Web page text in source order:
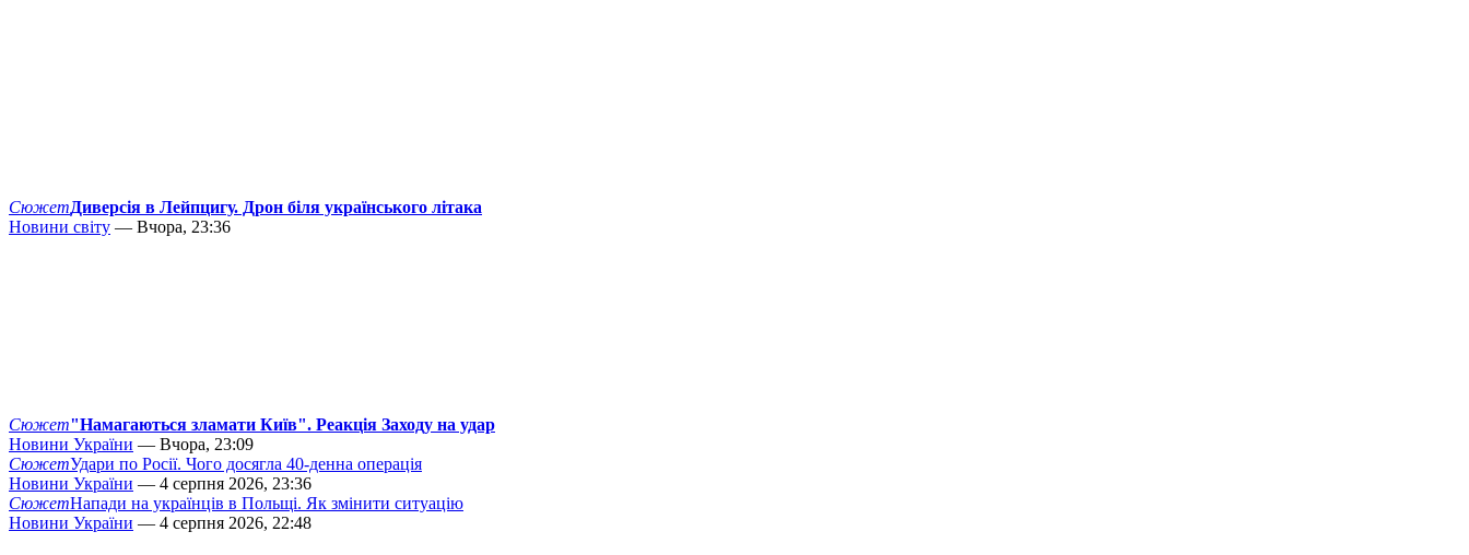
СюжетДиверсія в Лейпцигу. Дрон біля українського літака
Новини світу — Вчора, 23:36
Сюжет"Намагаються зламати Київ". Реакція Заходу на удар
Новини України — Вчора, 23:09
СюжетУдари по Росії. Чого досягла 40-денна операція
Новини України — 4 серпня 2026, 23:36
СюжетНапади на українців в Польщі. Як змінити ситуацію
Новини України — 4 серпня 2026, 22:48